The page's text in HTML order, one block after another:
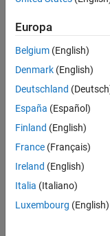
Passivität
Europa
Belgium (English)
Denmark (English)
Deutschland
España (Español)
Finland (English)
France (Français)
Ireland (English)
Italia (Italiano)
Luxembourg (English)